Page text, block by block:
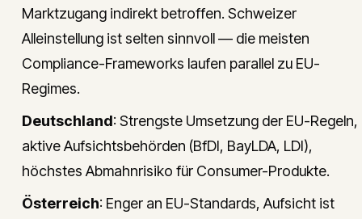
Marktzugang indirekt betroffen. Schweizer
Alleinstellung ist selten sinnvoll — die meisten
Compliance-Frameworks laufen parallel zu EU-
Regimes.
Deutschland: Strengste Umsetzung der EU-Regeln,
aktive Aufsichtsbehörden (BfDI, BayLDA, LDI),
höchstes Abmahnrisiko für Consumer-Produkte.
Österreich: Enger an EU-Standards, Aufsicht ist